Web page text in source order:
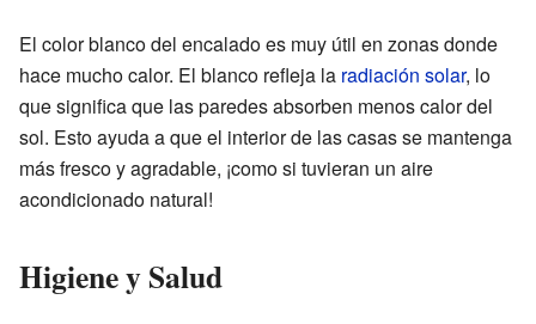
El color blanco del encalado es muy útil en zonas donde
hace mucho calor. El blanco refleja la radiación solar, lo
que significa que las paredes absorben menos calor del
sol. Esto ayuda a que el interior de las casas se mantenga
más fresco y agradable, ¡como si tuvieran un aire
acondicionado natural!
Higiene y Salud